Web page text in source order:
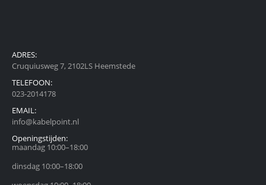
ADRES:
Cruquiusweg 7, 2102LS Heemstede
TELEFOON:
023-2014178
EMAIL:
info@kabelpoint.nl
Openingstijden:
maandag 10:00–18:00
dinsdag 10:00–18:00